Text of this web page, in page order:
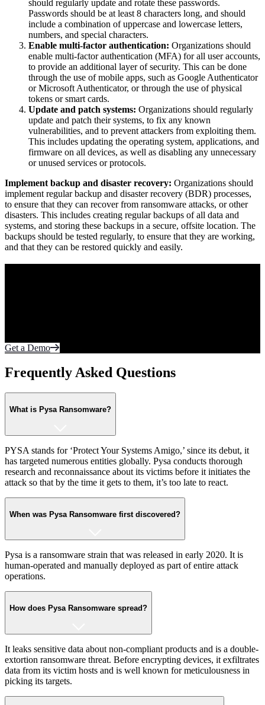
should regularly update and rotate these passwords.
Passwords should be at least 8 characters long, and should
include a combination of uppercase and lowercase letters,
numbers, and special characters.
Enable multi-factor authentication: Organizations should
enable multi-factor authentication (MFA) for all user accounts,
to provide an additional layer of security. This can be done
through the use of mobile apps, such as Google Authenticator
or Microsoft Authenticator, or through the use of physical
tokens or smart cards.
Update and patch systems: Organizations should regularly
update and patch their systems, to fix any known
vulnerabilities, and to prevent attackers from exploiting them.
This includes updating the operating system, applications, and
firmware on all devices, as well as disabling any unnecessary
or unused services or protocols.
Implement backup and disaster recovery: Organizations should
implement regular backup and disaster recovery (BDR) processes,
to ensure that they can recover from ransomware attacks, or other
disasters. This includes creating regular backups of all data and
systems, and storing these backups in a secure, offsite location. The
backups should be tested regularly, to ensure that they are working,
and that they can be restored quickly and easily.
Get a Demo
Frequently Asked Questions
What is Pysa Ransomware?
PYSA stands for ‘Protect Your Systems Amigo,’ since its debut, it
has targeted numerous entities globally. Pysa conducts thorough
research and reconnaissance about its victims before it initiates the
attack so that by the time it gets to them, it’s too late to react.
When was Pysa Ransomware first discovered?
Pysa is a ransomware strain that was released in early 2020. It is
human-operated and manually deployed as part of entire attack
operations.
How does Pysa Ransomware spread?
It leaks sensitive data about non-compliant products and is a double-
extortion ransomware threat. Before encrypting devices, it exfiltrates
data from its victim hosts and is well known for meticulousness in
picking its targets.